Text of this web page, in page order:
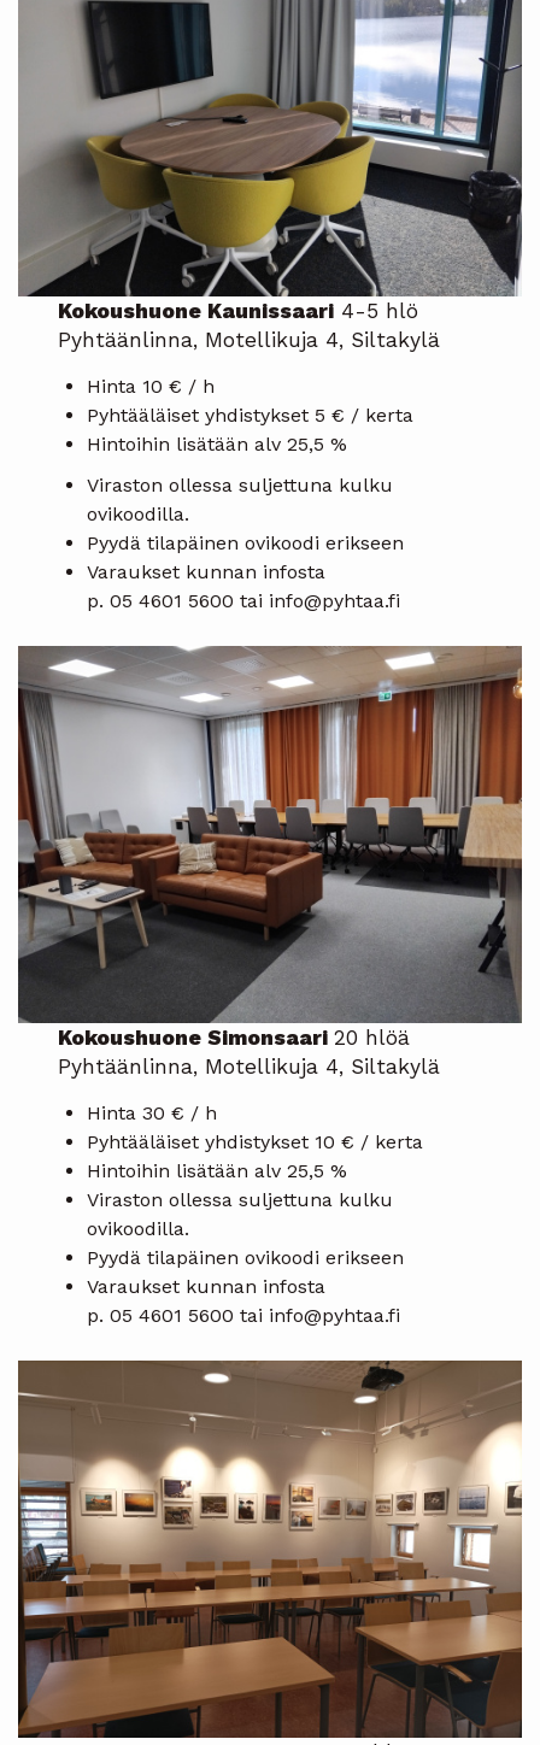
Kokoushuone Kaunissaari 4-5 hlö
Pyhtäänlinna, Motellikuja 4, Siltakylä
Hinta 10 € / h
Pyhtääläiset yhdistykset 5 € / kerta
Hintoihin lisätään alv 25,5 %
Viraston ollessa suljettuna kulku
ovikoodilla.
Pyydä tilapäinen ovikoodi erikseen
Varaukset kunnan infosta
p. 05 4601 5600 tai info@pyhtaa.fi
Kokoushuone Simonsaari20 hlöä
Pyhtäänlinna, Motellikuja 4, Siltakylä
Hinta 30 € / h
Pyhtääläiset yhdistykset 10 € / kerta
Hintoihin lisätään alv 25,5 %
Viraston ollessa suljettuna kulku
ovikoodilla.
Pyydä tilapäinen ovikoodi erikseen
Varaukset kunnan infosta
p. 05 4601 5600 tai info@pyhtaa.fi